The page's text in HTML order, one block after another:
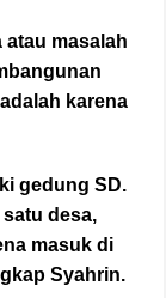
masalah
karena
gedung SD.
desa,
masuk di
Syahrin.